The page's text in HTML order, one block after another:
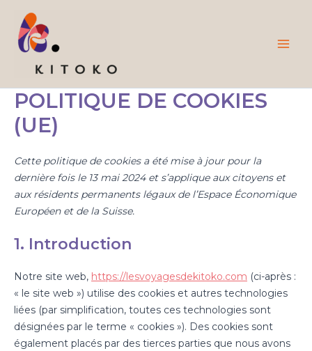
contenu
POLITIQUE DE COOKIES
(UE)
Cette politique de cookies a été mise à jour pour la
dernière fois le 13 mai 2024 et s’applique aux citoyens et
aux résidents permanents légaux de l’Espace Économique
Européen et de la Suisse.
1. Introduction
Notre site web, https://lesvoyagesdekitoko.com (ci-après :
« le site web ») utilise des cookies et autres technologies
liées (par simplification, toutes ces technologies sont
désignées par le terme « cookies »). Des cookies sont
également placés par des tierces parties que nous avons
elementor
wordpress
divers